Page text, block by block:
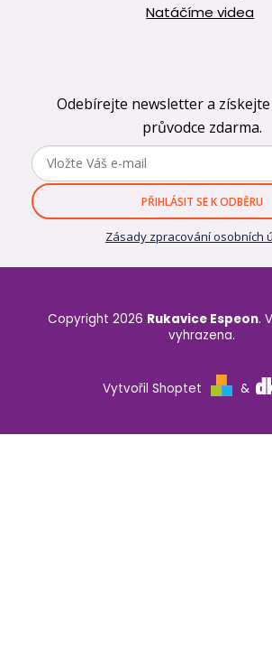
Natáčíme videa
Odebírejte newsletter a získejte
průvodce zdarma.
PŘIHLÁSIT SE K ODBĚRU
Zásady zpracování osobních
Vytvořil Shoptet &
Copyright 2026 Rukavice Espeon.
vyhrazena.